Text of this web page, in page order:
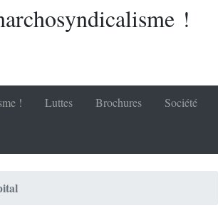
!
! Luttes Brochures Société